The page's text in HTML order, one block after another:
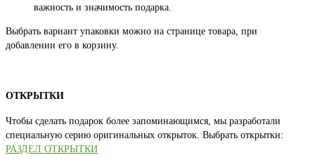
важность и значимость подарка.
Выбрать вариант упаковки можно на странице товара, при
добавлении его в корзину.
ОТКРЫТКИ
Чтобы сделать подарок более запоминающимся, мы разработали
специальную серию оригинальных открыток. Выбрать открытки:
РАЗДЕЛ ОТКРЫТКИ